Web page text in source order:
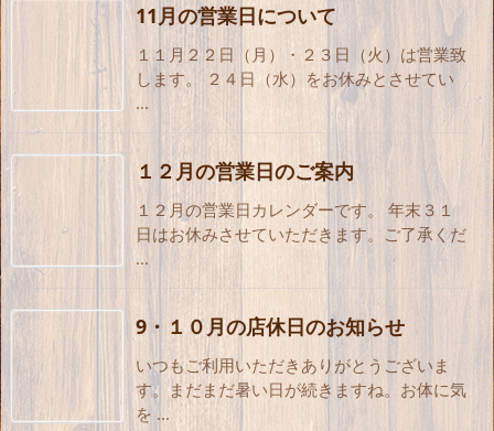
11月の営業日について
１１月２２日（月）・２３日（火）は営業致
します。 ２４日（水）をお休みとさせてい
...
１２月の営業日のご案内
１２月の営業日カレンダーです。 年末３１
日はお休みさせていただきます。ご了承くだ
...
9・１０月の店休日のお知らせ
いつもご利用いただきありがとうございま
す。まだまだ暑い日が続きますね。お体に気
を ...